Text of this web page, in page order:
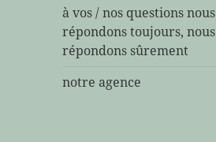
à vos / nos questions nous
répondons toujours, nous
répondons sûrement
notre agence